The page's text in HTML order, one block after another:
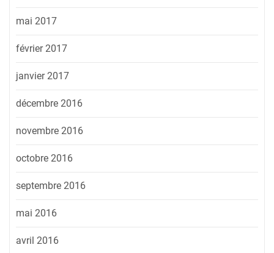
mai 2017
février 2017
janvier 2017
décembre 2016
novembre 2016
octobre 2016
septembre 2016
mai 2016
avril 2016